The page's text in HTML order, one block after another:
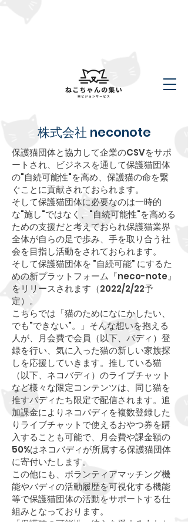
​株式会社 neconote
保護猫団体と協力して企業のCSVをサポ
ートされ、ビジネスを通して保護猫団体
の"自続可能性"を高め、保護猫の命を繋
ぐことに貢献されておられます。
そして保護猫団体に必要なのは一時的
な"施し"ではなく、"自続可能性"を高める
ための支援だと考えておられ保護猫業界
全体が自らの足で歩み、手を取り合う社
会を目指し活動をされておられます。
そして保護猫団体を "自続可能" にするた
めの新プラットフォーム『neco-note』
をリリースされます（2022/2/22予
定）。
こちらでは「猫のためになにかしたい、
でも"できない"。」そんな想いを抱える
人が、月会費で会員（以下、バディ）登
録を行い、気に入った猫の新しい家族探
しを応援していきます。推している猫
（以下、ネコバディ）のライブチャット
など様々な限定コンテンツは、同じ猫を
推すバディたち限定で配信されます。追
加課金によりネコバディを複数登録した
りライブチャットで使えるおやつ券を購
入することも可能で、月会費や課金額の
50%はネコバディが所属する保護猫団体
に寄付いたします。
この他にも、ボランティアマッチング機
能やバディの活動履歴を可視化する機能
等で保護猫団体の活動をサポートする仕
組みとなっております。
「保護猫の可能性、彼らを愛する人たち